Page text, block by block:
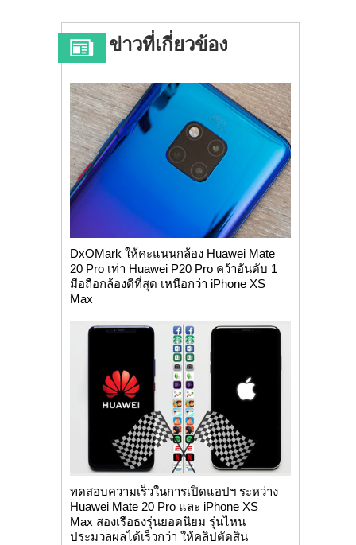
ข่าวที่เกี่ยวข้อง
DxOMark ให้คะแนนกล้อง Huawei Mate
20 Pro เท่า Huawei P20 Pro คว้าอันดับ 1
มือถือกล้องดีที่สุด เหนือกว่า iPhone XS
Max
ทดสอบความเร็วในการเปิดแอปฯ ระหว่าง
Huawei Mate 20 Pro และ iPhone XS
Max สองเรือธงรุ่นยอดนิยม รุ่นไหน
ประมวลผลได้เร็วกว่า ให้คลิปตัดสิน